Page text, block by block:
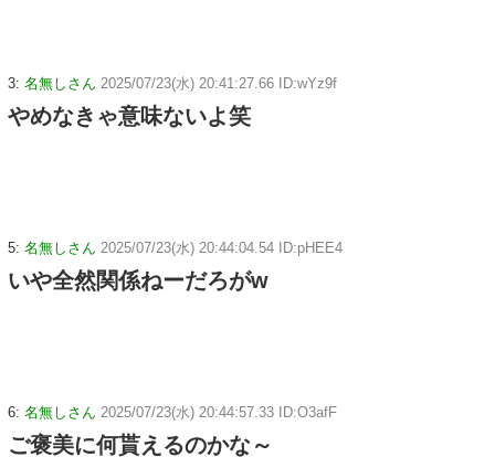
3: 名無しさん 2025/07/23(水) 20:41:27.66 ID:wYz9f
やめなきゃ意味ないよ笑
5: 名無しさん 2025/07/23(水) 20:44:04.54 ID:pHEE4
いや全然関係ねーだろがw
6: 名無しさん 2025/07/23(水) 20:44:57.33 ID:O3afF
ご褒美に何貰えるのかな～